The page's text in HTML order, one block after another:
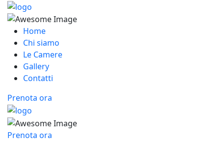
Home
Chi siamo
Le Camere
Gallery
Contatti
Prenota ora
Prenota ora